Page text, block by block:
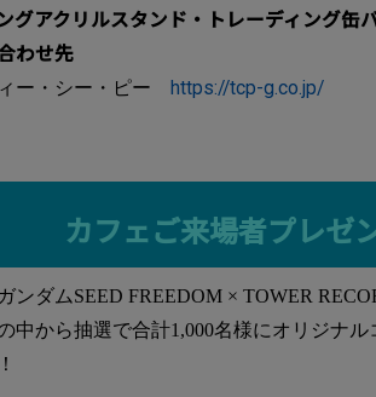
グアクリルスタンド・トレーディング缶
わせ先
ー・シー・ピー https://tcp-g.co.jp/
カフェご来場者プレゼ
ンダムSEED FREEDOM × TOWER
中から抽選で合計1,000名様にオリジナ